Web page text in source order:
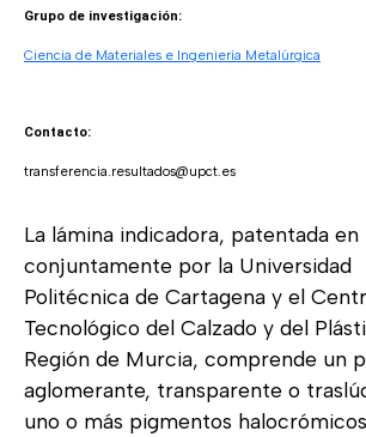
Grupo de investigación:
Ciencia de Materiales e Ingeniería Metalúrgica
Contacto:
transferencia.resultados@upct.es
La lámina indicadora, patentada en
conjuntamente por la Universidad
Politécnica de Cartagena y el
Tecnológico del Calzado y del
Región de Murcia, comprende un
aglomerante, transparente o
uno o más pigmentos halocrómicos